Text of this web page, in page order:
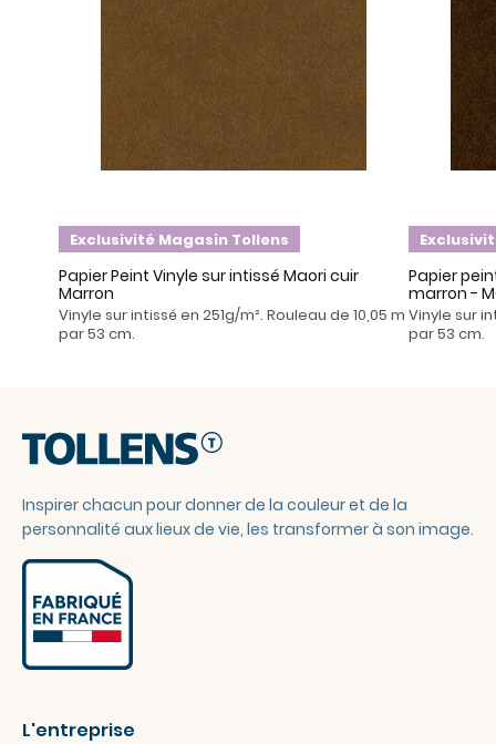
Exclusivité Magasin Tollens
Papier Peint Vinyle sur intissé Maori cuir
Marron
Vinyle sur intissé en 251g/m². Rouleau de 10,05 m
par 53 cm.
Papier
marron -
Vinyle sur
par 53 cm.
Inspirer chacun pour donner de la couleur et de la
personnalité aux lieux de vie, les transformer à son image.
L'entreprise